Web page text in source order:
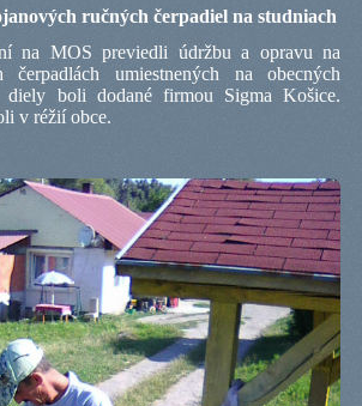
ručných čerpadiel na studniach
na MOS previedli údržbu a opravu na
čerpadlách umiestnených na obecných
diely boli dodané firmou Sigma Košice.
v réžií obce.